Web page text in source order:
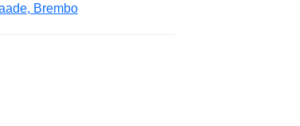
Brembo